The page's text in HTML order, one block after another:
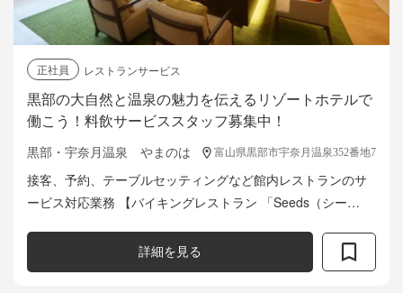
正社員
レストランサービス
黒部の大自然と温泉の魅力を伝えるリゾートホテルで
働こう！料飲サービススタッフ募集中！
黒部・宇奈月温泉 やまのは 富山県黒部市宇奈月温泉352番地7
接客、予約、テーブルセッティングなど館内レストランのサ
ービス対応業務 【バイキングレストラン 「Seeds（シー
詳細を見る